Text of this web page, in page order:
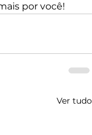
por você!
Ver tudo